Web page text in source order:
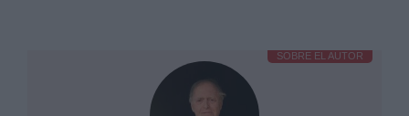
SOBRE EL AUTOR